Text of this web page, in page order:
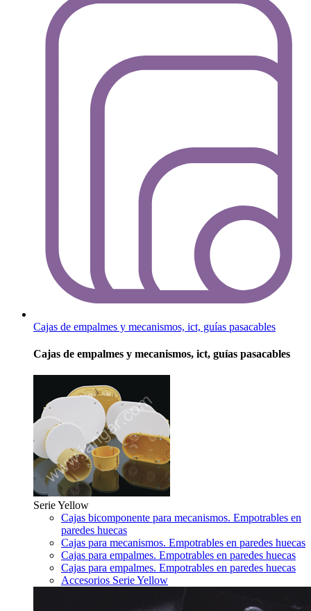
Cajas de empalmes y mecanismos, ict, guías pasacables
Cajas de empalmes y mecanismos, ict, guías pasacables
Serie Yellow
Cajas bicomponente para mecanismos. Empotrables en
paredes huecas
Cajas para mecanismos. Empotrables en paredes huecas
Cajas para empalmes. Empotrables en paredes huecas
Cajas para empalmes. Empotrables en paredes huecas
Accesorios Serie Yellow